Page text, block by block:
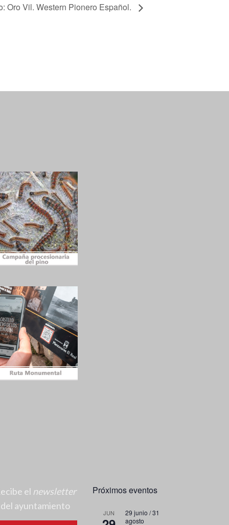
Oro Vil. Western Pionero Español.
el newsletter
del ayuntamiento
Próximos eventos
JUN 29 junio /31
agosto